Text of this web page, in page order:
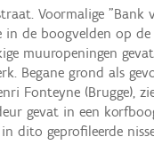
Voormalige "Bank
in de boogvelden op
muuropeningen
Begane grond als
Fonteyne (Brugge),
gevat in een
dito geprofileerde